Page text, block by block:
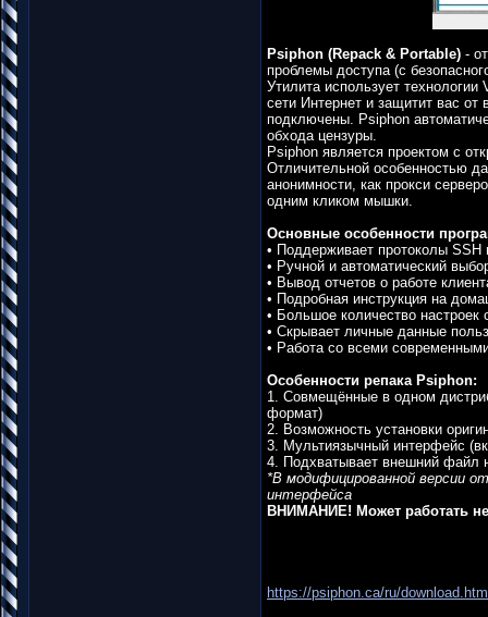
Psiphon (Repack & Portable) -
проблемы доступа (с
Утилита использует
сети Интернет и защитит вас от
подключены. Psiphon
обхода цензуры.
Psiphon является проектом с
Отличительной особенностью
анонимности, как прокси
одним кликом мышки.
Основные особенности
• Поддерживает протоколы
• Ручной и автоматический
• Вывод отчетов о работе
• Подробная инструкция на
• Большое количество настроек
• Скрывает личные данные
• Работа со всеми
Особенности репака Psiphon:
1. Совмещённые в одном
формат)
2. Возможность установки
3. Мультиязычный интерфейс
4. Подхватывает внешний файл
*В модифицированной версии
интерфейса
ВНИМАНИЕ! Может работать
https://psiphon.ca/ru/